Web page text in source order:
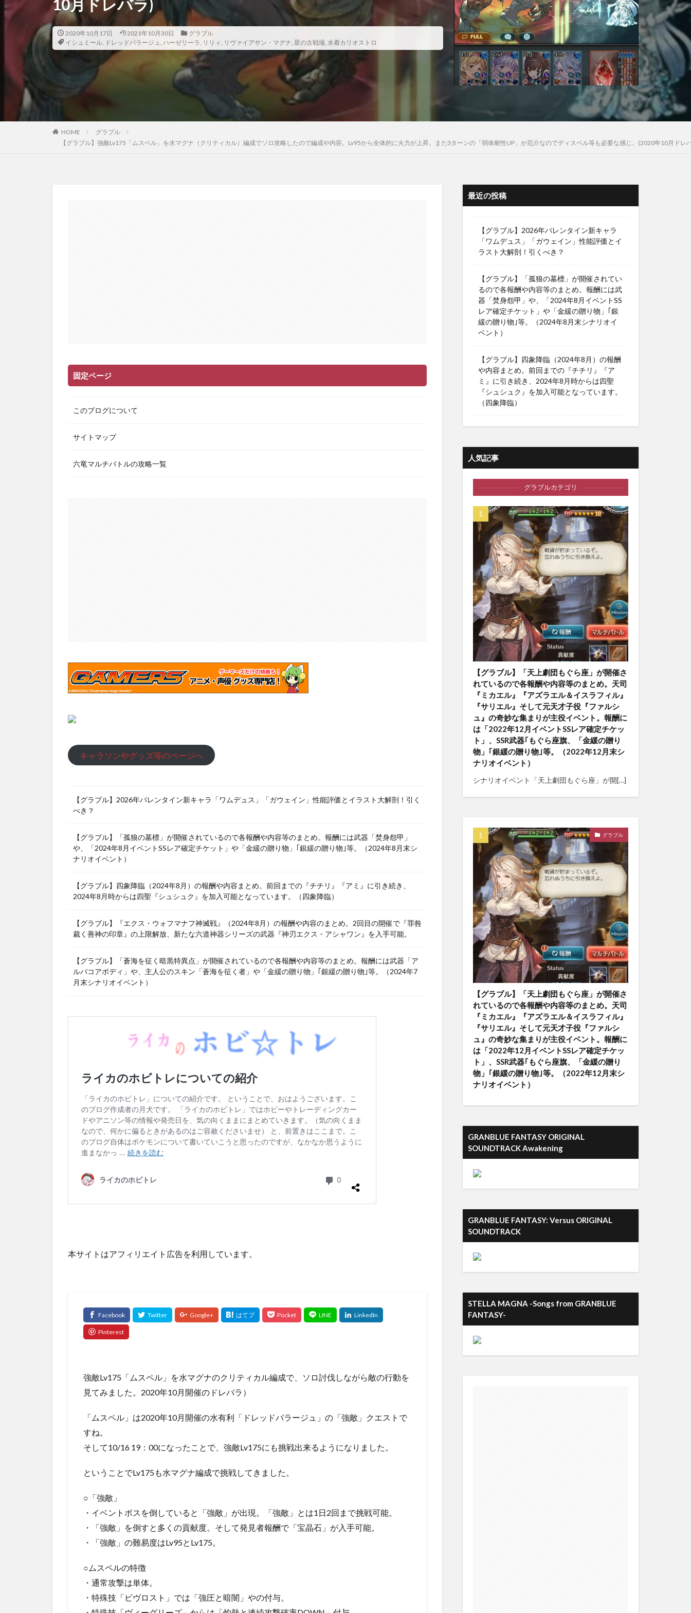
10月ドレバラ)
2020年10月17日 2021年10月30日
グラブル
イシュミール, ドレッドバラージュ, ハーゼリーラ, リリィ, リヴァイアサン・マグナ, 星の古戦場, 水着カリオストロ
HOME
グラブル
【グラブル】強敵Lv175「ムスペル」を水マグナ（クリティカル）編成でソロ攻略したので編成や内容。Lv95から全体的に火力が上昇。また3ターンの「弱体耐性UP」が厄介なのでディスペル等も必要な感じ。(2020年10月ドレ
固定ページ
このブログについて
サイトマップ
六竜マルチバトルの攻略一覧
キャラソンやグッズ等のページへ
【グラブル】2026年バレンタイン新キャラ「ワムデュス」「ガウェイン」性能評価とイラスト大解剖！引く
べき？
【グラブル】「孤狼の墓標」が開催されているので各報酬や内容等のまとめ。報酬には武器「焚身怨甲」
や、「2024年8月イベントSSレア確定チケット」や「金緩の贈り物」｢銀緩の贈り物｣等。（2024年8月末シ
ナリオイベント）
【グラブル】四象降臨（2024年8月）の報酬や内容まとめ。前回までの『チチリ』『アミ』に引き続き、
2024年8月時からは四聖『シュシュク』を加入可能となっています。（四象降臨）
【グラブル】『エクス・ウォフマナフ神滅戦』（2024年8月）の報酬や内容のまとめ。2回目の開催で『罪咎
裁く善神の印章』の上限解放、新たな六道神器シリーズの武器『神刃エクス・アシャワン』を入手可能。
【グラブル】「蒼海を征く暗黒特異点」が開催されているので各報酬や内容等のまとめ。報酬には武器「ア
ルバコアボディ」や、主人公のスキン「蒼海を征く者」や「金緩の贈り物」｢銀緩の贈り物｣等。（2024年7
月末シナリオイベント）
本サイトはアフィリエイト広告を利用しています。
強敵Lv175「ムスペル」を水マグナのクリティカル編成で、ソロ討伐しながら敵の行動を
見てみました。2020年10月開催のドレバラ）
「ムスペル」は2020年10月開催の水有利「ドレッドバラージュ」の「強敵」クエストで
すね。
そして10/16 19：00になったことで、強敵Lv175にも挑戦出来るようになりました。
ということでLv175も水マグナ編成で挑戦してきました。
○「強敵」
・イベントボスを倒していると「強敵」が出現。「強敵」とは1日2回まで挑戦可能。
・「強敵」を倒すと多くの貢献度。そして発見者報酬で「宝晶石」が入手可能。
・「強敵」の難易度はLv95とLv175。
○ムスペルの特徴
・通常攻撃は単体。
・特殊技「ビヴロスト」では「強圧と暗闇」やの付与。
最近の投稿
【グラブル】2026年バレンタイン新キャラ
「ワムデュス」「ガウェイン」性能評価とイ
ラスト大解剖！引くべき？
【グラブル】「孤狼の墓標」が開催されてい
るので各報酬や内容等のまとめ。報酬には武
器「焚身怨甲」や、「2024年8月イベントSS
レア確定チケット」や「金緩の贈り物」｢銀
緩の贈り物｣等。（2024年8月末シナリオイ
ベント）
【グラブル】四象降臨（2024年8月）の報酬
や内容まとめ。前回までの『チチリ』『ア
ミ』に引き続き、2024年8月時からは四聖
『シュシュク』を加入可能となっています。
（四象降臨）
人気記事
グラブルカテゴリ
【グラブル】「天上劇団もぐら座」が開催さ
れているので各報酬や内容等のまとめ。天司
『ミカエル』『アズラエル＆イスラフィル』
『サリエル』そして元天才子役『ファルシ
ュ』の奇妙な集まりが主役イベント。報酬に
は「2022年12月イベントSSレア確定チケッ
ト」、SSR武器｢もぐら座旗、「金緩の贈り
物」｢銀緩の贈り物｣等。（2022年12月末シ
ナリオイベント）
シナリオイベント「天上劇団もぐら座」が開[…]
グラブル
【グラブル】「天上劇団もぐら座」が開催さ
れているので各報酬や内容等のまとめ。天司
『ミカエル』『アズラエル＆イスラフィル』
『サリエル』そして元天才子役『ファルシ
ュ』の奇妙な集まりが主役イベント。報酬に
は「2022年12月イベントSSレア確定チケッ
ト」、SSR武器｢もぐら座旗、「金緩の贈り
物」｢銀緩の贈り物｣等。（2022年12月末シ
ナリオイベント）
GRANBLUE FANTASY ORIGINAL
SOUNDTRACK Awakening
GRANBLUE FANTASY: Versus ORIGINAL
SOUNDTRACK
STELLA MAGNA -Songs from GRANBLUE
FANTASY-